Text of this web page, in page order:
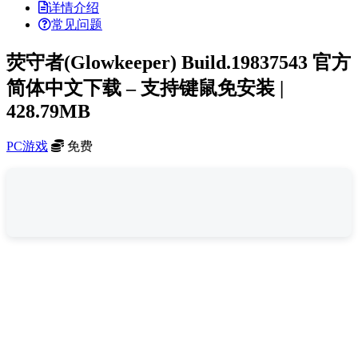
详情介绍
常见问题
荧守者(Glowkeeper) Build.19837543 官方
简体中文下载 – 支持键鼠免安装 |
428.79MB
PC游戏 免费